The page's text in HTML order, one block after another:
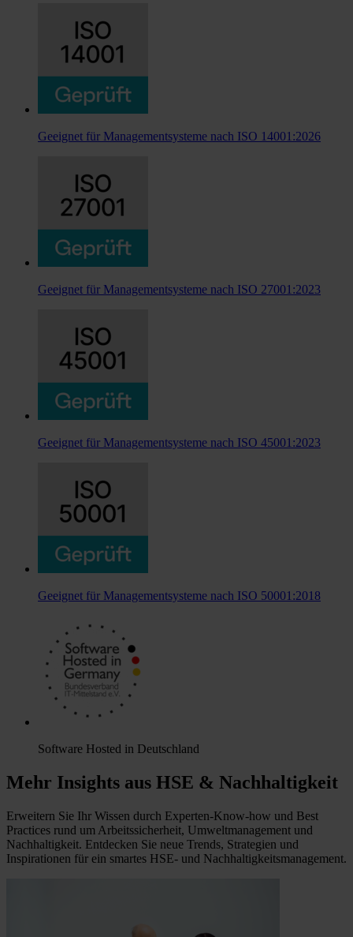
Geeignet für Managementsysteme nach ISO 14001:2026
Geeignet für Managementsysteme nach ISO 27001:2023
Geeignet für Managementsysteme nach ISO 45001:2023
Geeignet für Managementsysteme nach ISO 50001:2018
Software Hosted in Deutschland
Mehr Insights aus HSE & Nachhaltigkeit
Erweitern Sie Ihr Wissen durch Experten-Know-how und Best
Practices rund um Arbeitssicherheit, Umweltmanagement und
Nachhaltigkeit. Entdecken Sie neue Trends, Strategien und
Inspirationen für ein smartes HSE- und Nachhaltigkeitsmanagement.